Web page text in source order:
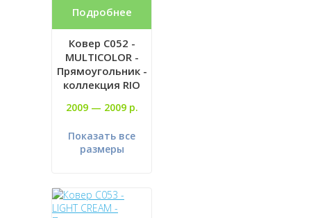
Подробнее
Ковер C052 -
MULTICOLOR -
Прямоугольник -
коллекция RIO
2009 — 2009 р.
Показать все
размеры